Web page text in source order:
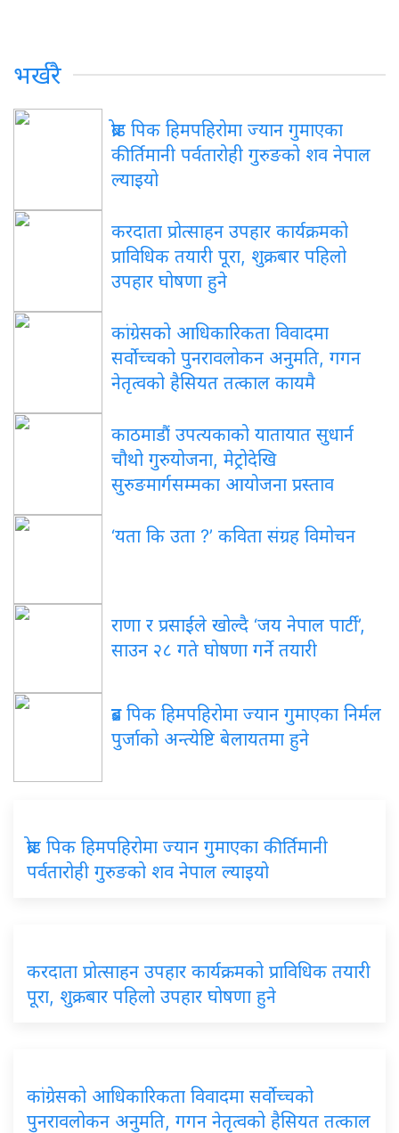
भर्खरै
ब्रोड पिक हिमपहिरोमा ज्यान गुमाएका
कीर्तिमानी पर्वतारोही गुरुङको शव नेपाल
ल्याइयो
करदाता प्रोत्साहन उपहार कार्यक्रमको
प्राविधिक तयारी पूरा, शुक्रबार पहिलो
उपहार घोषणा हुने
कांग्रेसको आधिकारिकता विवादमा
सर्वोच्चको पुनरावलोकन अनुमति, गगन
नेतृत्वको हैसियत तत्काल कायमै
काठमाडौं उपत्यकाको यातायात सुधार्न
चौथो गुरुयोजना, मेट्रोदेखि
सुरुङमार्गसम्मका आयोजना प्रस्ताव
‘यता कि उता ?’ कविता संग्रह विमोचन
राणा र प्रसाईंले खोल्दै ‘जय नेपाल पार्टी’,
साउन २८ गते घोषणा गर्ने तयारी
ब्रड पिक हिमपहिरोमा ज्यान गुमाएका निर्मल
पुर्जाको अन्त्येष्टि बेलायतमा हुने
ब्रोड पिक हिमपहिरोमा ज्यान गुमाएका कीर्तिमानी
पर्वतारोही गुरुङको शव नेपाल ल्याइयो
करदाता प्रोत्साहन उपहार कार्यक्रमको प्राविधिक तयारी
पूरा, शुक्रबार पहिलो उपहार घोषणा हुने
कांग्रेसको आधिकारिकता विवादमा सर्वोच्चको
पुनरावलोकन अनुमति, गगन नेतृत्वको हैसियत तत्काल